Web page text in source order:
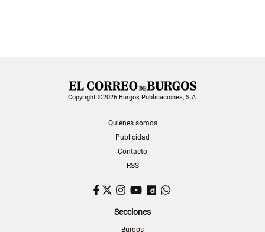
Copyright ©2026 Burgos Publicaciones, S.A.
Quiénes somos
Publicidad
Contacto
RSS
Facebook
TwitterInstagram
YouTubeDailymotion
Secciones
Burgos